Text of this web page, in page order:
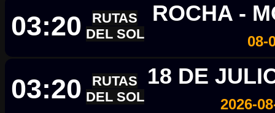
03:20
RUTAS
DEL SOL
ROCHA -
08-
03:20
RUTAS
DEL SOL
18 DE
2026-